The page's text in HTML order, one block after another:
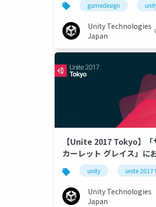
gamedesign
Unity Technologies
Japan
【Unite 2017 Tokyo】「
カーレット グレイス」に
UI開発事例
unity unite 2017
Unity Technologies
Japan